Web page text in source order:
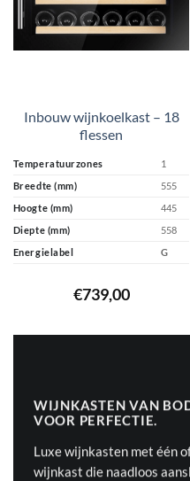
Inbouw wijnkoelkast – 18
flessen
Temperatuurzones
1
Breedte (mm)
555
Hoogte (mm)
445
Diepte (mm)
558
Energielabel
G
€739,00
WIJNKASTEN VAN
VOOR PERFECTIE.
Luxe wijnkasten met één
wijnkast die naadloos